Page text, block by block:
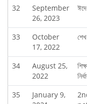
32
September
26, 2023
33
October
17, 2022
34
August 25,
2022
35
January 9,